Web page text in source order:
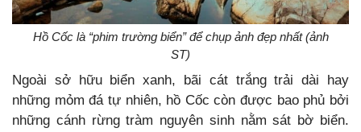
Hồ Cốc là “phim trường biển” để chụp ảnh đẹp nhất (ảnh
ST)
Ngoài sở hữu biển xanh, bãi cát trắng trải dài hay
những mỏm đá tự nhiên, hồ Cốc còn được bao phủ bởi
những cánh rừng tràm nguyên sinh nằm sát bờ biển.